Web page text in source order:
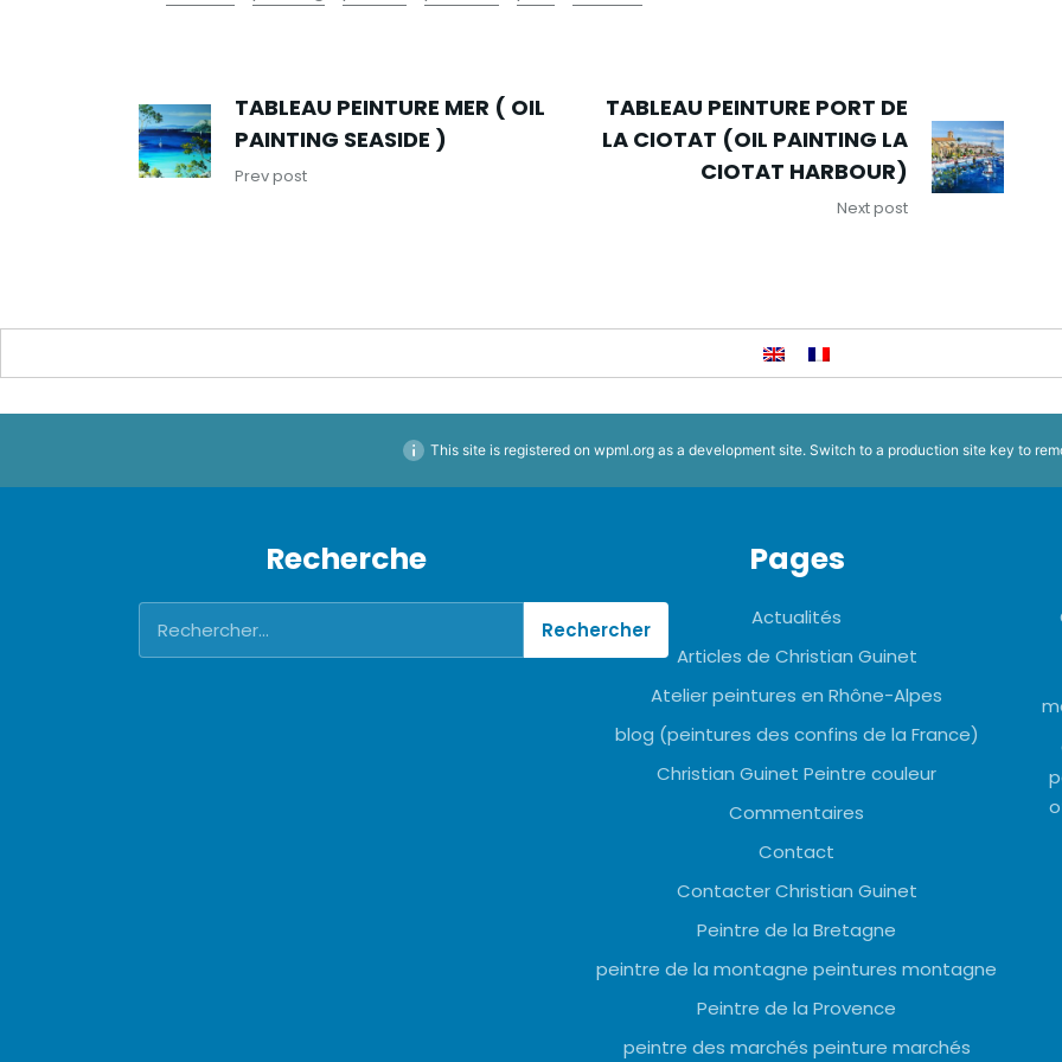
TABLEAU PEINTURE MER ( OIL
PAINTING SEASIDE )
Prev post
TABLEAU PEINTURE PORT DE
LA CIOTAT (OIL PAINTING LA
CIOTAT HARBOUR)
Next post
Recherche Pages
Actualités
Articles de Christian Guinet
Atelier peintures en Rhône-Alpes
blog (peintures des confins de la France)
Christian Guinet Peintre couleur
Commentaires
Contact
Contacter Christian Guinet
Peintre de la Bretagne
peintre de la montagne peintures montagne
Peintre de la Provence
peintre des marchés peinture marchés
This site is registered on wpml.orgas a development site. Switch to a production site key to